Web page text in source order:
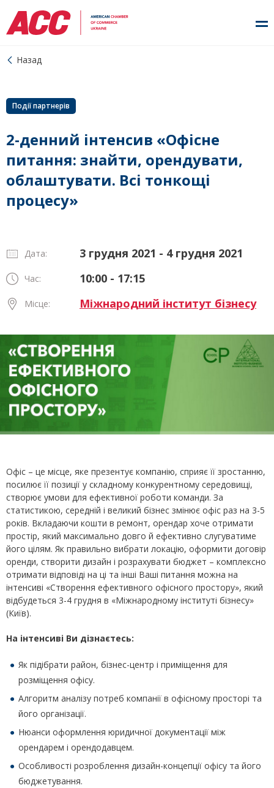
Назад
Події партнерів
2-денний інтенсив «Офісне
питання: знайти, орендувати,
облаштувати. Всі тонкощі
процесу»
Дата: 3 грудня 2021 - 4 грудня 2021
Час: 10:00 - 17:15
Місце: Міжнародний інститут бізнесу
Офіс – це місце, яке презентує компанію, сприяє її зростанню,
посилює її позиції у складному конкурентному середовищі,
створює умови для ефективної роботи команди. За
статистикою, середній і великий бізнес змінює офіс раз на 3-5
років. Вкладаючи кошти в ремонт, орендар хоче отримати
простір, який максимально довго й ефективно слугуватиме
його цілям. Як правильно вибрати локацію, оформити договір
оренди, створити дизайн і розрахувати бюджет – комплексно
отримати відповіді на ці та інші Ваші питання можна на
інтенсиві «Створення ефективного офісного простору», який
відбудеться 3-4 грудня в «Міжнародному інституті бізнесу»
(Київ).
На інтенсиві Ви дізнаєтесь:
Як підібрати район, бізнес-центр і приміщення для
розміщення офісу.
Алгоритм аналізу потреб компанії в офісному просторі та
його організації.
Нюанси оформлення юридичної документації між
орендарем і орендодавцем.
Особливості розроблення дизайн-концепції офісу та його
бюджетування.